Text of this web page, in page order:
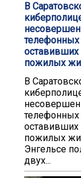
В
пожилых
В
пожилых
Энгельсе
двух...